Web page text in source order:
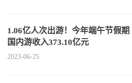
1.06亿人次出游！今年端午节假期
国内游收入373.10亿元
2023-06-25